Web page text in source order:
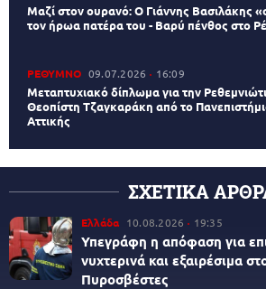
Μαζί στον ουρανό: Ο Γιάννης Βασιλάκης
τον ήρωα πατέρα του - Βαρύ πένθος στο
ΡΕΘΥΜΝΟ 09.07.2026 16:09
Μεταπτυχιακό δίπλωμα για την
Θεοπίστη Τζαγκαράκη από το
Αττικής
ΣΧΕΤΙΚΑ
Ελλάδα 10.08.2026 19:35
Υπεγράφη η απόφαση για
νυχτερινά και εξαιρέσιμα
Πυροσβέστες